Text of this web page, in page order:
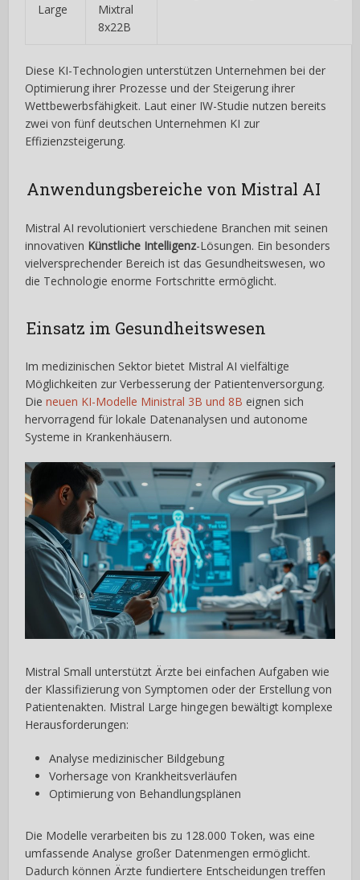
Large
Mixtral
8x22B
Diese KI-Technologien unterstützen Unternehmen bei der
Optimierung ihrer Prozesse und der Steigerung ihrer
Wettbewerbsfähigkeit. Laut einer IW-Studie nutzen bereits
zwei von fünf deutschen Unternehmen KI zur
Effizienzsteigerung.
Anwendungsbereiche von Mistral AI
Mistral AI revolutioniert verschiedene Branchen mit seinen
innovativen Künstliche Intelligenz-Lösungen. Ein besonders
vielversprechender Bereich ist das Gesundheitswesen, wo
die Technologie enorme Fortschritte ermöglicht.
Einsatz im Gesundheitswesen
Im medizinischen Sektor bietet Mistral AI vielfältige
Möglichkeiten zur Verbesserung der Patientenversorgung.
Dieneuen KI-Modelle Ministral 3B und 8B eignen sich
hervorragend für lokale Datenanalysen und autonome
Systeme in Krankenhäusern.
Mistral Small unterstützt Ärzte bei einfachen Aufgaben wie
der Klassifizierung von Symptomen oder der Erstellung von
Patientenakten. Mistral Large hingegen bewältigt komplexe
Herausforderungen:
Analyse medizinischer Bildgebung
Vorhersage von Krankheitsverläufen
Optimierung von Behandlungsplänen
Die Modelle verarbeiten bis zu 128.000 Token, was eine
umfassende Analyse großer Datenmengen ermöglicht.
Dadurch können Ärzte fundiertere Entscheidungen treffen